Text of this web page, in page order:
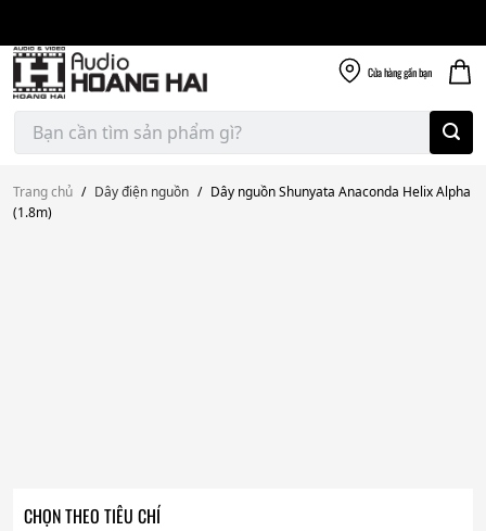
content
Cửa hànggần bạn
Tìm
kiếm:
Trang chủ / Dây điện nguồn / Dây nguồn Shunyata Anaconda Helix Alpha
(1.8m)
CHỌN THEO TIÊU CHÍ